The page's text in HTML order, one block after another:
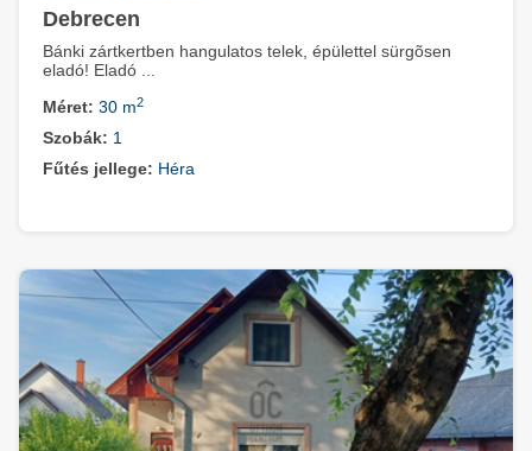
Debrecen
Bánki zártkertben hangulatos telek, épülettel sürgõsen
eladó! Eladó ...
Méret: 30 m2
Szobák: 1
Fűtés jellege: Héra